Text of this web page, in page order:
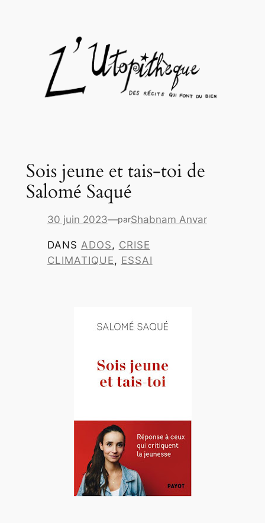
Sois jeune et tais-toi de
Salomé Saqué
30 juin 2023—parShabnam Anvar
DANS ADOS, CRISE
CLIMATIQUE, ESSAI